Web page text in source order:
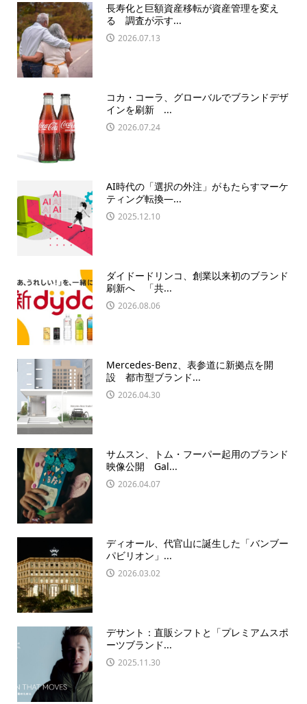
長寿化と巨額資産移転が資産管理を変え
る 調査が示す...
2026.07.13
コカ・コーラ、グローバルでブランドデザ
インを刷新 ...
2026.07.24
AI時代の「選択の外注」がもたらすマーケ
ティング転換—...
2025.12.10
ダイドードリンコ、創業以来初のブランド
刷新へ 「共...
2026.08.06
Mercedes-Benz、表参道に新拠点を開
設 都市型ブランド...
2026.04.30
サムスン、トム・フーパー起用のブランド
映像公開 Gal...
2026.04.07
ディオール、代官山に誕生した「バンブー
パビリオン」...
2026.03.02
デサント：直販シフトと「プレミアムスポ
ーツブランド...
2025.11.30